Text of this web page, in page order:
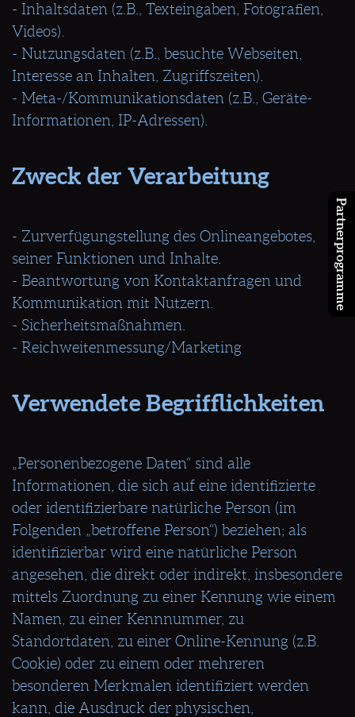
Partnerprogramme
- Inhaltsdaten (z.B., Texteingaben, Fotografien,
Videos).
- Nutzungsdaten (z.B., besuchte Webseiten,
Interesse an Inhalten, Zugriffszeiten).
- Meta-/Kommunikationsdaten (z.B., Geräte-
Informationen, IP-Adressen).
Zweck der Verarbeitung
- Zurverfügungstellung des Onlineangebotes,
seiner Funktionen und Inhalte.
- Beantwortung von Kontaktanfragen und
Kommunikation mit Nutzern.
- Sicherheitsmaßnahmen.
- Reichweitenmessung/Marketing
Verwendete Begrifflichkeiten
„Personenbezogene Daten“ sind alle
Informationen, die sich auf eine identifizierte
oder identifizierbare natürliche Person (im
Folgenden „betroffene Person“) beziehen; als
identifizierbar wird eine natürliche Person
angesehen, die direkt oder indirekt, insbesondere
mittels Zuordnung zu einer Kennung wie einem
Namen, zu einer Kennnummer, zu
Standortdaten, zu einer Online-Kennung (z.B.
Cookie) oder zu einem oder mehreren
besonderen Merkmalen identifiziert werden
kann, die Ausdruck der physischen,